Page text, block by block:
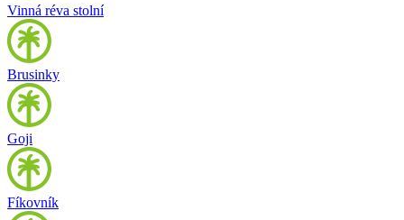
Vinná réva stolní
Brusinky
Goji
Fíkovník